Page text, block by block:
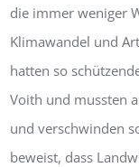
die immer weniger
Klimawandel und
hatten so
Voith und mussten
und verschwinden
beweist, dass